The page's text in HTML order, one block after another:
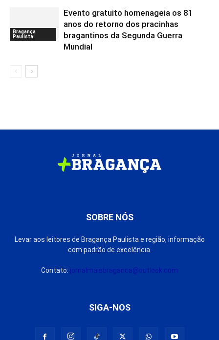
Bragança
Paulista
Evento gratuito homenageia os 81
anos do retorno dos pracinhas
bragantinos da Segunda Guerra
Mundial
SOBRE NÓS
Levar aos leitores de Bragança Paulista e região, informação
com padrão de excelência.
Contato: jornalmaisbraganca@outlook.com
SIGA-NOS